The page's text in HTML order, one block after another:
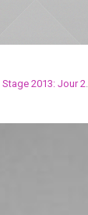
Stage 2013: Jour 2.